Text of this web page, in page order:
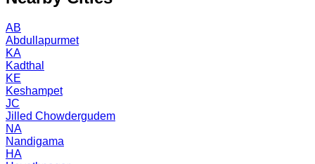
AB
Abdullapurmet
KA
Kadthal
KE
Keshampet
JC
Jilled Chowdergudem
NA
Nandigama
HA